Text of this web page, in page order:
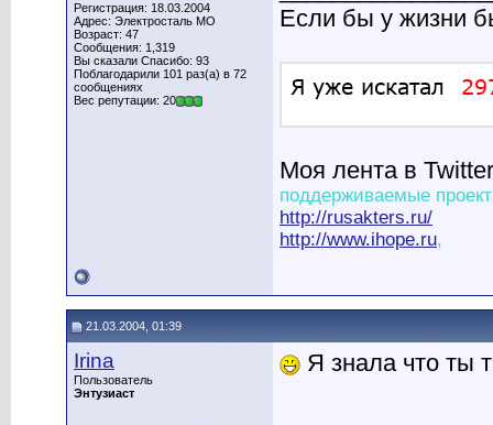
Регистрация: 18.03.2004
Адрес: Электросталь МО
Возраст: 47
Сообщения: 1,319
Вы сказали Спасибо: 93
Поблагодарили 101 раз(а) в 72
сообщениях
Вес репутации: 20
Если бы у жизни
Моя лента в
поддерживаемые
http://rusakters.ru/
http://www.ihope.ru,
21.03.2004, 01:39
Irina
Пользователь
Энтузиаст
Я знала что ты